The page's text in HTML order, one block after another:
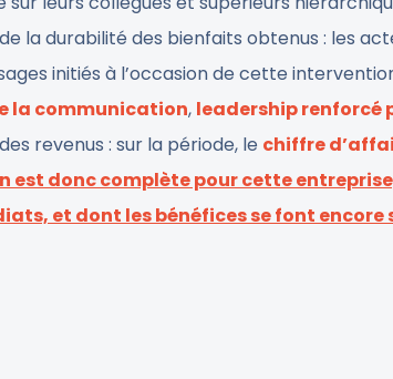
la durabilité des bienfaits obtenus : les
initiés à l’occasion de cette
la communication, leadership renforcé
revenus : sur la période, le chiffre
est donc complète pour cette
et dont les bénéfices se font encore